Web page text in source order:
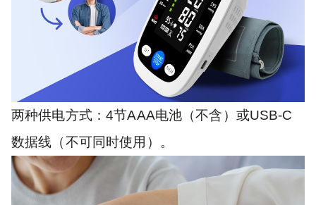
两种供电方式：4节AAA电池（不含）或USB-C
数据线（不可同时使用）。